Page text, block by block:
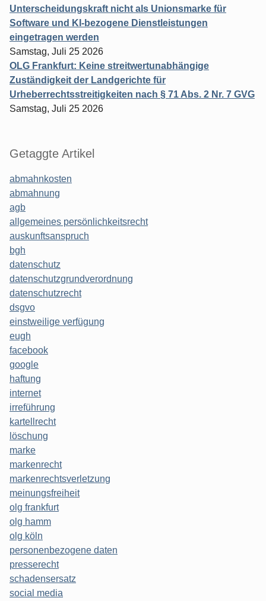
Unterscheidungskraft nicht als Unionsmarke für
Software und KI-bezogene Dienstleistungen
eingetragen werden
Samstag, Juli 25 2026
OLG Frankfurt: Keine streitwertunabhängige
Zuständigkeit der Landgerichte für
Urheberrechtsstreitigkeiten nach § 71 Abs. 2 Nr. 7 GVG
Samstag, Juli 25 2026
Getaggte Artikel
abmahnkosten
abmahnung
agb
allgemeines persönlichkeitsrecht
auskunftsanspruch
bgh
datenschutz
datenschutzgrundverordnung
datenschutzrecht
dsgvo
einstweilige verfügung
eugh
facebook
google
haftung
internet
irreführung
kartellrecht
löschung
marke
markenrecht
markenrechtsverletzung
meinungsfreiheit
olg frankfurt
olg hamm
olg köln
personenbezogene daten
presserecht
schadensersatz
social media